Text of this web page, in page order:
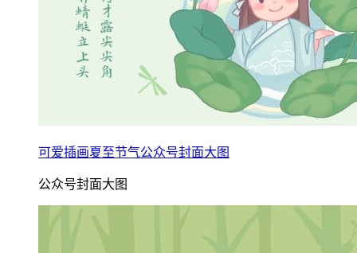
可爱插画夏至节气公众号封面大图
公众号封面大图